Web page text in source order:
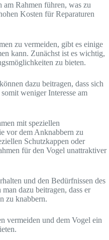
am Rahmen führen, was zu
Kosten für Reparaturen
zu vermeiden, gibt es einige
kann. Zunächst ist es wichtig,
zu bieten.
dazu beitragen, dass sich
weniger Interesse am
mit speziellen
vor dem Anknabbern zu
Schutzkappen oder
für den Vogel unattraktiver
und den Bedürfnissen des
dazu beitragen, dass er
zu knabbern.
vermeiden und dem Vogel ein